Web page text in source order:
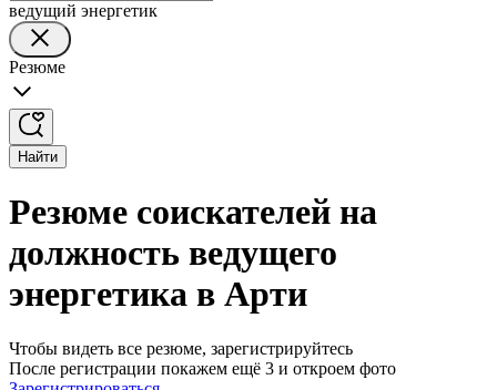
ведущий энергетик
Резюме
Найти
Резюме соискателей на
должность ведущего
энергетика в Арти
Чтобы видеть все резюме, зарегистрируйтесь
После регистрации покажем ещё 3 и откроем фото